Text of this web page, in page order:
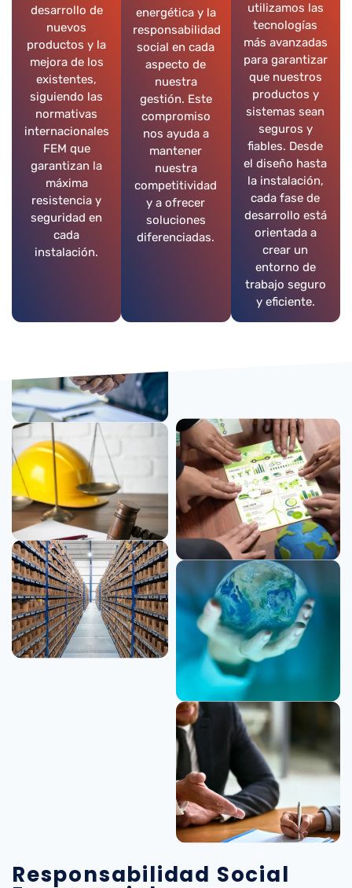
desarrollo de
nuevos
productos y la
mejora de los
existentes,
siguiendo las
normativas
internacionales
FEM que
garantizan la
máxima
resistencia y
seguridad en
cada
instalación.
energética y la
responsabilidad
social en cada
aspecto de
nuestra
gestión. Este
compromiso
nos ayuda a
mantener
nuestra
competitividad
y a ofrecer
soluciones
diferenciadas.
utilizamos las
tecnologías
más avanzadas
para garantizar
que nuestros
productos y
sistemas sean
seguros y
fiables. Desde
el diseño hasta
la instalación,
cada fase de
desarrollo está
orientada a
crear un
entorno de
trabajo seguro
y eficiente.
Responsabilidad Social